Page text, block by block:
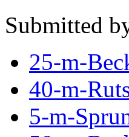
Submitted
25-m-
40-m-
5-m-